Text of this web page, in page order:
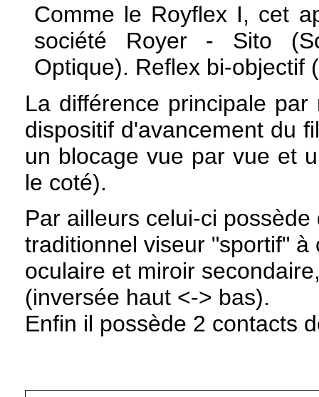
Comme le Royflex I, cet
société Royer - Sito
Optique). Reflex bi-objectif
La différence principale
dispositif d'avancement du
un blocage vue par vue et
le coté).
Par ailleurs celui-ci
traditionnel viseur "sportif"
oculaire et miroir
(inversée haut <-> bas).
Enfin il possède 2 contacts